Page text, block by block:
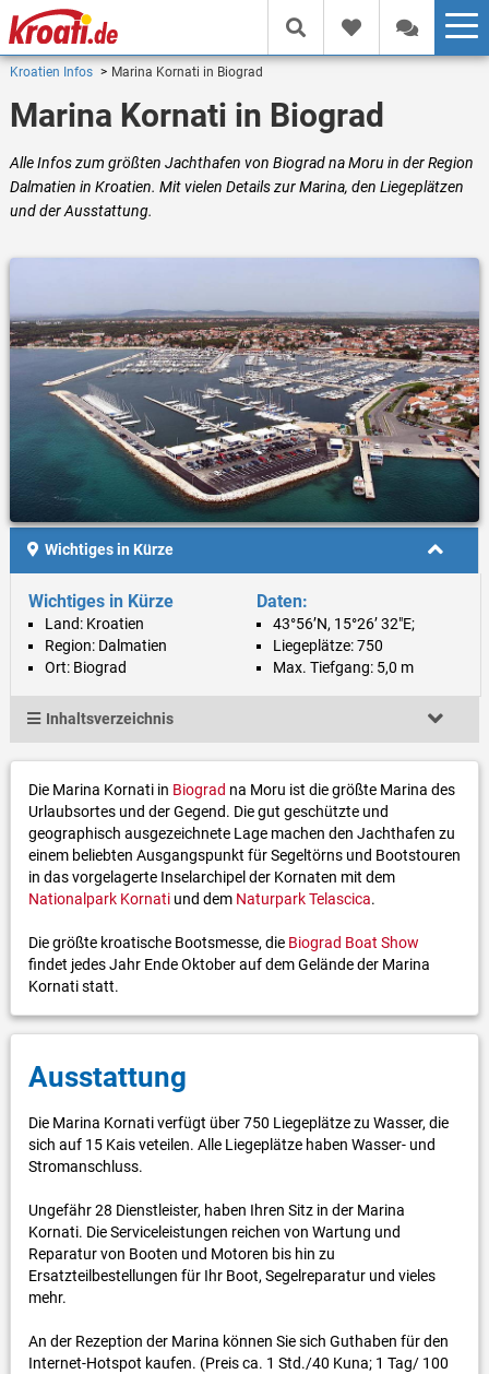
Kroatien Infos Marina Kornati in Biograd
Marina Kornati in Biograd
Alle Infos zum größten Jachthafen von Biograd na Moru in der Region
Dalmatien in Kroatien. Mit vielen Details zur Marina, den Liegeplätzen
und der Ausstattung.
Wichtiges in Kürze
Wichtiges in Kürze
Land: Kroatien
Region: Dalmatien
Ort: Biograd
Daten:
43°56’N, 15°26’ 32"E;
Liegeplätze: 750
Max. Tiefgang: 5,0 m
Inhaltsverzeichnis
Die Marina Kornati in Biograd na Moru ist die größte Marina des
Urlaubsortes und der Gegend. Die gut geschützte und
geographisch ausgezeichnete Lage machen den Jachthafen zu
einem beliebten Ausgangspunkt für Segeltörns und Bootstouren
in das vorgelagerte Inselarchipel der Kornaten mit dem
Nationalpark Kornatiund dem Naturpark Telascica.
Die größte kroatische Bootsmesse, die Biograd Boat Show
findet jedes Jahr Ende Oktober auf dem Gelände der Marina
Kornati statt.
Ausstattung
Die Marina Kornati verfügt über 750 Liegeplätze zu Wasser, die
sich auf 15 Kais veteilen. Alle Liegeplätze haben Wasser- und
Stromanschluss.
Ungefähr 28 Dienstleister, haben Ihren Sitz in der Marina
Kornati. Die Serviceleistungen reichen von Wartung und
Reparatur von Booten und Motoren bis hin zu
Ersatzteilbestellungen für Ihr Boot, Segelreparatur und vieles
mehr.
An der Rezeption der Marina können Sie sich Guthaben für den
Internet-Hotspot kaufen. (Preis ca. 1 Std./40 Kuna; 1 Tag/ 100